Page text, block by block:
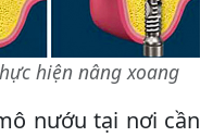
hiện nâng xoang
nướu tại nơi cần